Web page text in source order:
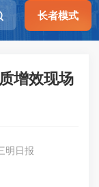
长者模式
增效现场
明日报